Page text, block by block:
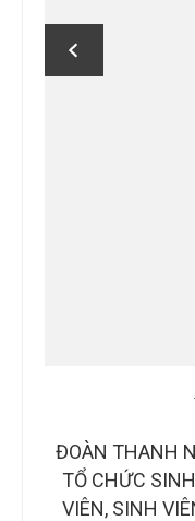
CÔNG BỐ BAN
CUỘC THI “Ý
SÁNG TẠO